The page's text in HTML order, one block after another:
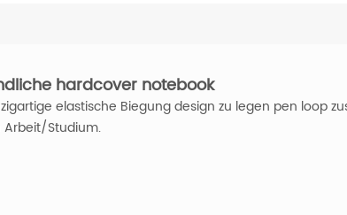
hardcover notebook
elastische Biegung design zu legen pen loop
Studium.